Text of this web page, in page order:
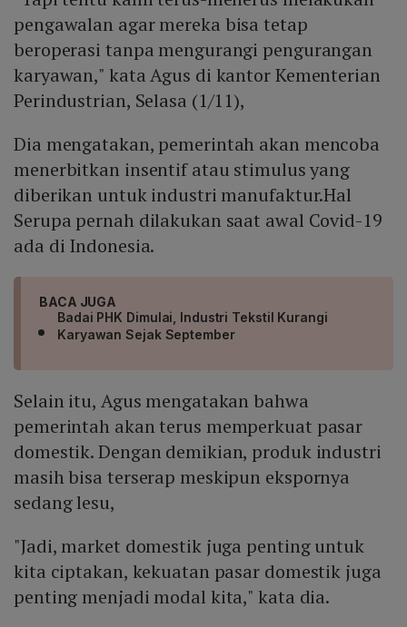
pengawalan agar mereka bisa tetap
beroperasi tanpa mengurangi pengurangan
karyawan," kata Agus di kantor Kementerian
Perindustrian, Selasa (1/11),
Dia mengatakan, pemerintah akan mencoba
menerbitkan insentif atau stimulus yang
diberikan untuk industri manufaktur.Hal
Serupa pernah dilakukan saat awal Covid-19
ada di Indonesia.
BACA JUGA
Badai PHK Dimulai, Industri Tekstil Kurangi
Karyawan Sejak September
Selain itu, Agus mengatakan bahwa
pemerintah akan terus memperkuat pasar
domestik. Dengan demikian, produk industri
masih bisa terserap meskipun ekspornya
sedang lesu,
"Jadi, market domestik juga penting untuk
kita ciptakan, kekuatan pasar domestik juga
penting menjadi modal kita," kata dia.